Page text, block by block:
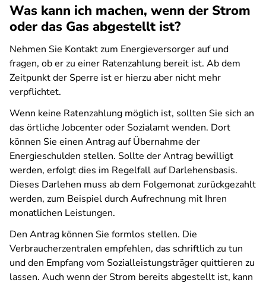
Was kann ich machen, wenn der Strom
oder das Gas abgestellt ist?
Nehmen Sie Kontakt zum Energieversorger auf und
fragen, ob er zu einer Ratenzahlung bereit ist. Ab dem
Zeitpunkt der Sperre ist er hierzu aber nicht mehr
verpflichtet.
Wenn keine Ratenzahlung möglich ist, sollten Sie sich an
das örtliche Jobcenter oder Sozialamt wenden. Dort
können Sie einen Antrag auf Übernahme der
Energieschulden stellen. Sollte der Antrag bewilligt
werden, erfolgt dies im Regelfall auf Darlehensbasis.
Dieses Darlehen muss ab dem Folgemonat zurückgezahlt
werden, zum Beispiel durch Aufrechnung mit Ihren
monatlichen Leistungen.
Den Antrag können Sie formlos stellen. Die
Verbraucherzentralen empfehlen, das schriftlich zu tun
und den Empfang vom Sozialleistungsträger quittieren zu
lassen. Auch wenn der Strom bereits abgestellt ist, kann